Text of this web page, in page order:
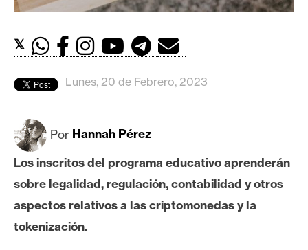
o
i
c
o
i
n
𝕏
Lunes, 20 de Febrero, 2023
Por Hannah Pérez
Los inscritos del programa educativo aprenderán
sobre legalidad, regulación, contabilidad y otros
aspectos relativos a las criptomonedas y la
tokenización.